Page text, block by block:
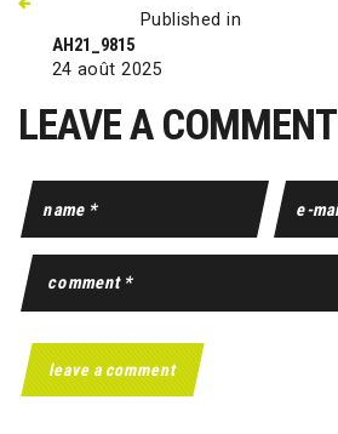
Published in
AH21_9815
24 août 2025
LEAVE A COMMENT